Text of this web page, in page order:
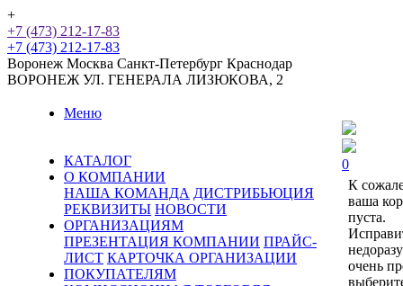
+
+7 (473) 212-17-83
+7 (473) 212-17-83
Воронеж Москва Санкт-Петербург Краснодар
ВОРОНЕЖ УЛ. ГЕНЕРАЛА ЛИЗЮКОВА, 2
Меню
КАТАЛОГ
О КОМПАНИИ
НАША КОМАНДА ДИСТРИБЬЮЦИЯ
РЕКВИЗИТЫ НОВОСТИ
ОРГАНИЗАЦИЯМ
ПРЕЗЕНТАЦИЯ КОМПАНИИ ПРАЙС-
ЛИСТ КАРТОЧКА ОРГАНИЗАЦИИ
ПОКУПАТЕЛЯМ
0
К
ваша
пуста.
очень